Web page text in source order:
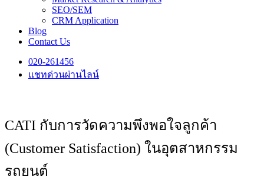
SEO/SEM
CRM Application
Blog
Contact Us
020-261456
แชทด่วนผ่านไลน์
CATI กับการวัดความพึงพอใจลูกค้า
(Customer Satisfaction) ในอุตสาหกรรม
รถยนต์